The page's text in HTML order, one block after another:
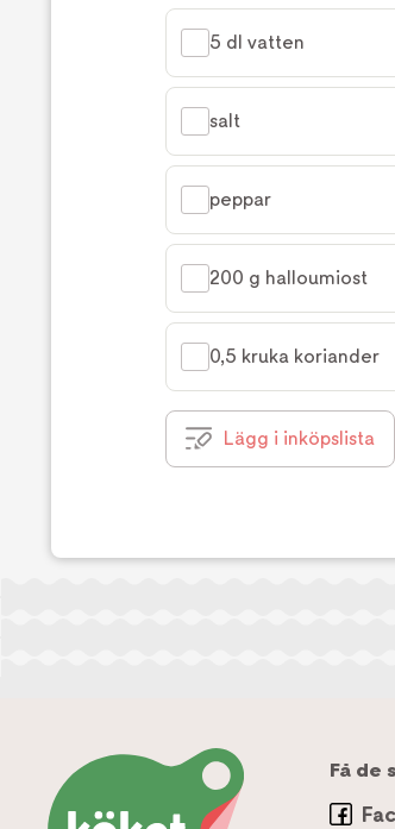
5 dl vatten
salt
peppar
200 g halloumiost
0,5 kruka koriander
Lägg i inköpslista
Få de